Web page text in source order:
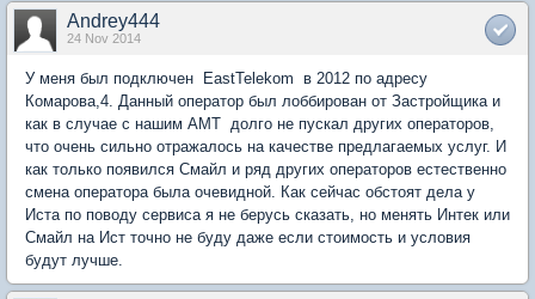
Andrey444
24 Nov 2014
У меня был подключен EastTelekom в 2012 по адресу
Комарова,4. Данный оператор был лоббирован от Застройщика и
как в случае с нашим АМТ долго не пускал других операторов,
что очень сильно отражалось на качестве предлагаемых услуг. И
как только появился Смайл и ряд других операторов естественно
смена оператора была очевидной. Как сейчас обстоят дела у
Иста по поводу сервиса я не берусь сказать, но менять Интек или
Смайл на Ист точно не буду даже если стоимость и условия
будут лучше.